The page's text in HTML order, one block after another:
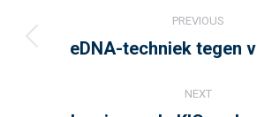
navigation
PREVIOUS
Previous
eDNA-techniek tegen
NEXT